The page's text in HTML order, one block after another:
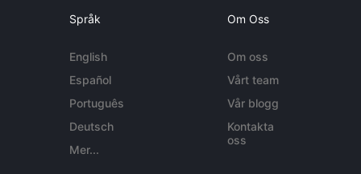
Språk
English
Español
Português
Deutsch
Mer...
Om Oss
Om oss
Vårt team
Vår blogg
Kontakta
oss